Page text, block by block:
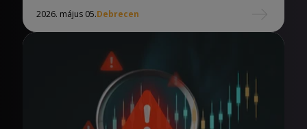
2026. május 05.Debrecen